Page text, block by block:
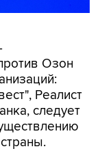
Озон
Реалист
следует